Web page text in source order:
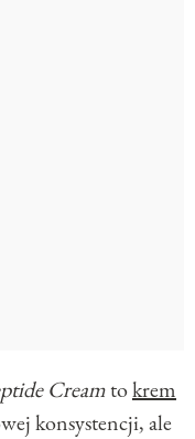
Creamtokrem
konsystencji, ale